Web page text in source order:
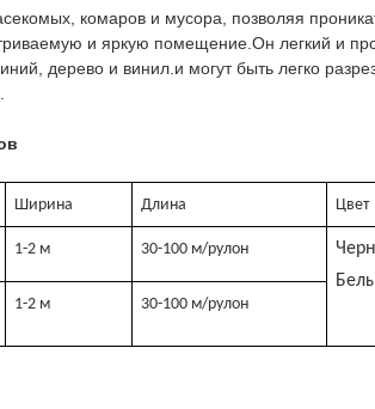
комаров и мусора, позволяя
и яркую помещение.Он легкий и
дерево и винил.и могут быть легко
Ширина Длина Цвет
1-2 м 30-100 м/рулон
1-2 м 30-100 м/рулон